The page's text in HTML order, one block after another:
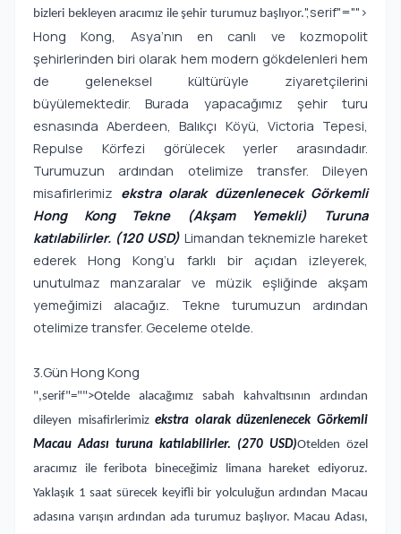
bizleri bekleyen aracımız ile şehir turumuz başlıyor.",serif"="">
Hong Kong, Asya’nın en canlı ve kozmopolit
şehirlerinden biri olarak hem modern gökdelenleri hem
de geleneksel kültürüyle ziyaretçilerini
büyülemektedir. Burada yapacağımız şehir turu
esnasında Aberdeen, Balıkçı Köyü, Victoria Tepesi,
Repulse Körfezi görülecek yerler arasındadır.
Turumuzun ardından otelimize transfer. Dileyen
misafirlerimiz ekstra olarak düzenlenecek Görkemli
Hong Kong Tekne (Akşam Yemekli) Turuna
katılabilirler. (120 USD) Limandan teknemizle hareket
ederek Hong Kong’u farklı bir açıdan izleyerek,
unutulmaz manzaralar ve müzik eşliğinde akşam
yemeğimizi alacağız. Tekne turumuzun ardından
otelimize transfer. Geceleme otelde.
3.Gün Hong Kong
",serif"="">Otelde alacağımız sabah kahvaltısının ardından
dileyen misafirlerimizekstra olarak düzenlenecek Görkemli
Macau Adası turuna katılabilirler. (270 USD)Otelden özel
aracımız ile feribota bineceğimiz limana hareket ediyoruz.
Yaklaşık 1 saat sürecek keyifli bir yolculuğun ardından Macau
adasına varışın ardından ada turumuz başlıyor. Macau Adası,